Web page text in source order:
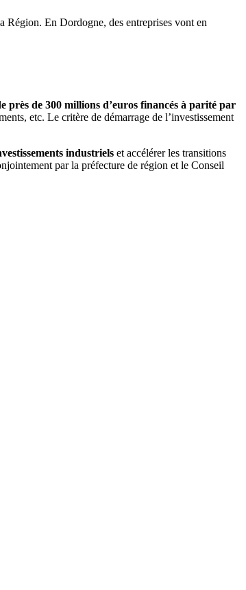
Région. En Dordogne, des entreprises vont en
près de 300 millions d’euros financés à parité par
etc. Le critère de démarrage de l’investissement
industriels et accélérer les transitions
par la préfecture de région et le Conseil